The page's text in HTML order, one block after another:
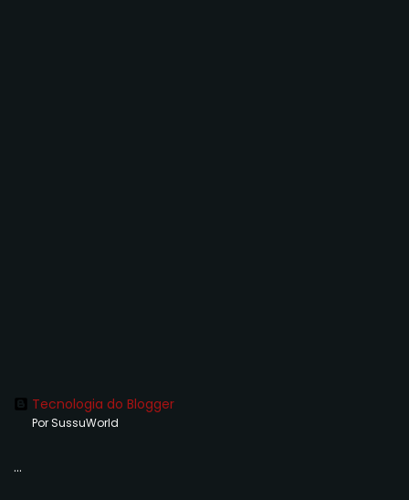
Tecnologia do Blogger
Por SussuWorld
...